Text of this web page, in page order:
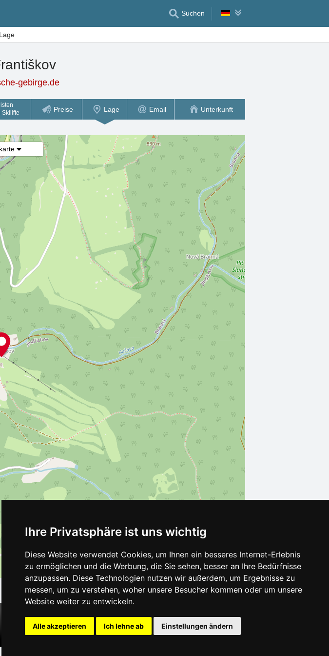
Ihre Privatsphäre ist uns wichtig
Diese Website verwendet Cookies, um Ihnen ein besseres Internet-Erlebnis
zu ermöglichen und die Werbung, die Sie sehen, besser an Ihre Bedürfnisse
anzupassen. Diese Technologien nutzen wir außerdem, um Ergebnisse zu
messen, um zu verstehen, woher unsere Besucher kommen oder um unsere
Website weiter zu entwickeln.
Alle akzeptieren Ich lehne ab Einstellungen ändern
Suchen
Lage
gebirge.de
Skilifte
Preise Lage Email Unterkunft
Leaflet OpenStreetMapcontributors